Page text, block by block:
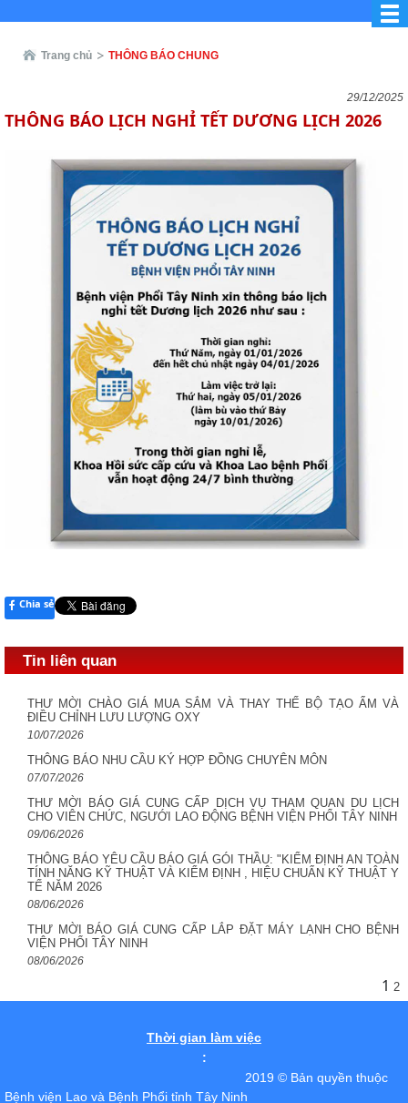
Trang chủ THÔNG BÁO CHUNG
29/12/2025
THÔNG BÁO LỊCH NGHỈ TẾT DƯƠNG LỊCH 2026
Chia sẻ
Tin liên quan
THƯ MỜI CHÀO GIÁ MUA SẮM VÀ THAY THẾ BỘ TẠO ẨM VÀ
ĐIỀU CHỈNH LƯU LƯỢNG OXY
10/07/2026
THÔNG BÁO NHU CẦU KÝ HỢP ĐỒNG CHUYÊN MÔN
07/07/2026
THƯ MỜI BÁO GIÁ CUNG CẤP DỊCH VỤ THAM QUAN DU LỊCH
CHO VIÊN CHỨC, NGƯỚI LAO ĐỘNG BỆNH VIỆN PHỔI TÂY NINH
09/06/2026
THÔNG BÁO YÊU CẦU BÁO GIÁ GÓI THẦU: "KIỂM ĐỊNH AN TOÀN
TÍNH NĂNG KỸ THUẬT VÀ KIỂM ĐỊNH , HIỆU CHUẨN KỸ THUẬT Y
TẾ NĂM 2026
08/06/2026
THƯ MỜI BÁO GIÁ CUNG CẤP LẮP ĐẶT MÁY LẠNH CHO BỆNH
VIỆN PHỔI TÂY NINH
08/06/2026
1 2
Thời gian làm việc
:
2019 © Bản quyền thuộc
Bệnh viện Lao và Bệnh Phổi tỉnh Tây Ninh